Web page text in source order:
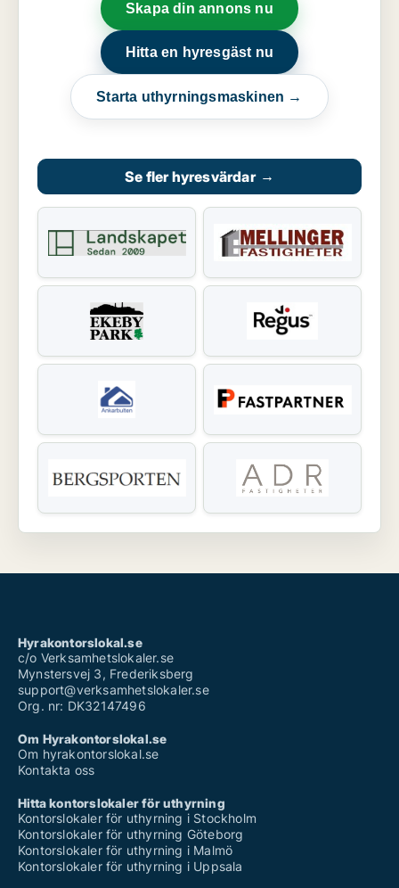
Skapa din annons nu
Hitta en hyresgäst nu
Starta uthyrningsmaskinen →
Se fler hyresvärdar →
Hyrakontorslokal.se
c/o Verksamhetslokaler.se
Mynstersvej 3, Frederiksberg
support@verksamhetslokaler.se
Org. nr: DK32147496
Om Hyrakontorslokal.se
Om hyrakontorslokal.se
Kontakta oss
Hitta kontorslokaler för uthyrning
Kontorslokaler för uthyrning i Stockholm
Kontorslokaler för uthyrning Göteborg
Kontorslokaler för uthyrning i Malmö
Kontorslokaler för uthyrning i Uppsala